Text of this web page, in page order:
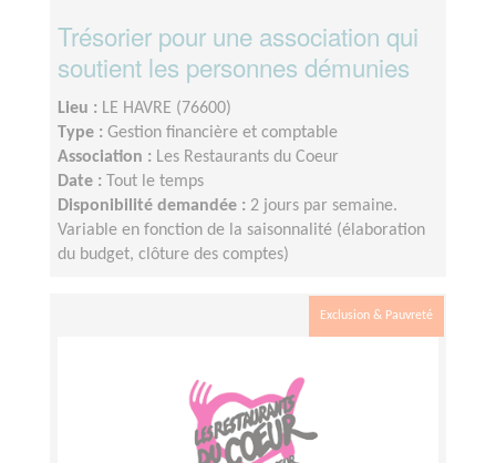
Trésorier pour une association qui
soutient les personnes démunies
Lieu : LE HAVRE (76600)
Type : Gestion financière et comptable
Association : Les Restaurants du Coeur
Date :
Tout le temps
Disponibilité demandée : 2 jours par semaine.
Variable en fonction de la saisonnalité (élaboration
du budget, clôture des comptes)
Exclusion & Pauvreté